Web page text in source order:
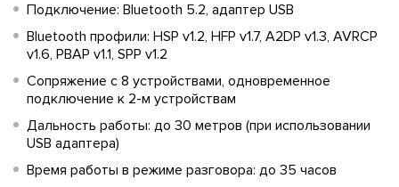
Подключение: Bluetooth 5.2, адаптер USB
Bluetooth профили: HSP v1.2, HFP v1.7, A2DP v1.3, AVRCP
v1.6, PBAP v1.1, SPP v1.2
Сопряжение с 8 устройствами, одновременное
подключение к 2-м устройствам
Дальность работы: до 30 метров (при использовании
USB адаптера)
Время работы в режиме разговора: до 35 часов